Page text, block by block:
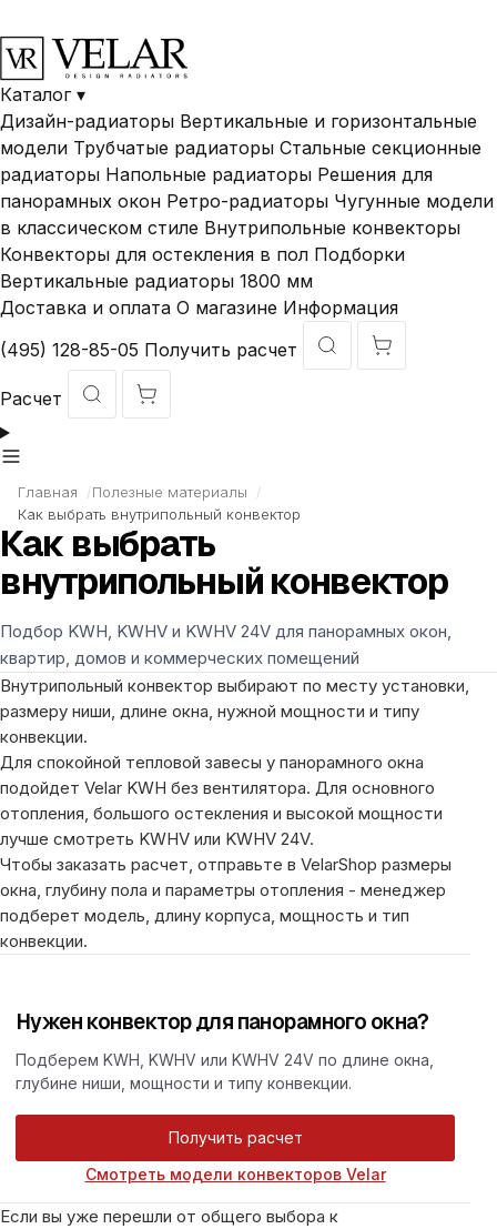
Каталог ▾
Дизайн-радиаторы Вертикальные и горизонтальные
модели Трубчатые радиаторы Стальные секционные
радиаторы Напольные радиаторы Решения для
панорамных окон Ретро-радиаторы Чугунные модели
в классическом стиле Внутрипольные конвекторы
Конвекторы для остекления в пол Подборки
Вертикальные радиаторы 1800 мм
Доставка и оплата О магазине Информация
(495) 128-85-05 Получить расчет
Расчет
Главная /Полезные материалы
/
Как выбрать внутрипольный конвектор
Как выбрать
внутрипольный конвектор
Подбор KWH, KWHV и KWHV 24V для панорамных окон,
квартир, домов и коммерческих помещений
Внутрипольный конвектор выбирают по месту установки,
размеру ниши, длине окна, нужной мощности и типу
конвекции.
Для спокойной тепловой завесы у панорамного окна
подойдет Velar KWH без вентилятора. Для основного
отопления, большого остекления и высокой мощности
лучше смотреть KWHV или KWHV 24V.
Чтобы заказать расчет, отправьте в VelarShop размеры
окна, глубину пола и параметры отопления - менеджер
подберет модель, длину корпуса, мощность и тип
конвекции.
Нужен конвектор для панорамного окна?
Подберем KWH, KWHV или KWHV 24V по длине окна,
глубине ниши, мощности и типу конвекции.
Получить расчет
Смотреть модели конвекторов Velar
Если вы уже перешли от общего выбора к